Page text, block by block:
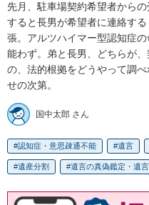
先月、駐車場契約希望者から
すると長男が希望者に連絡す
張。アルツハイマー型認知症
能わず。弟と長男、どちらが
の、法的根拠をどうやって調
せの次第。
国中太郎 さん
認知症・意思疎通不能 遺言
遺産分割 遺言の真偽鑑定・遺